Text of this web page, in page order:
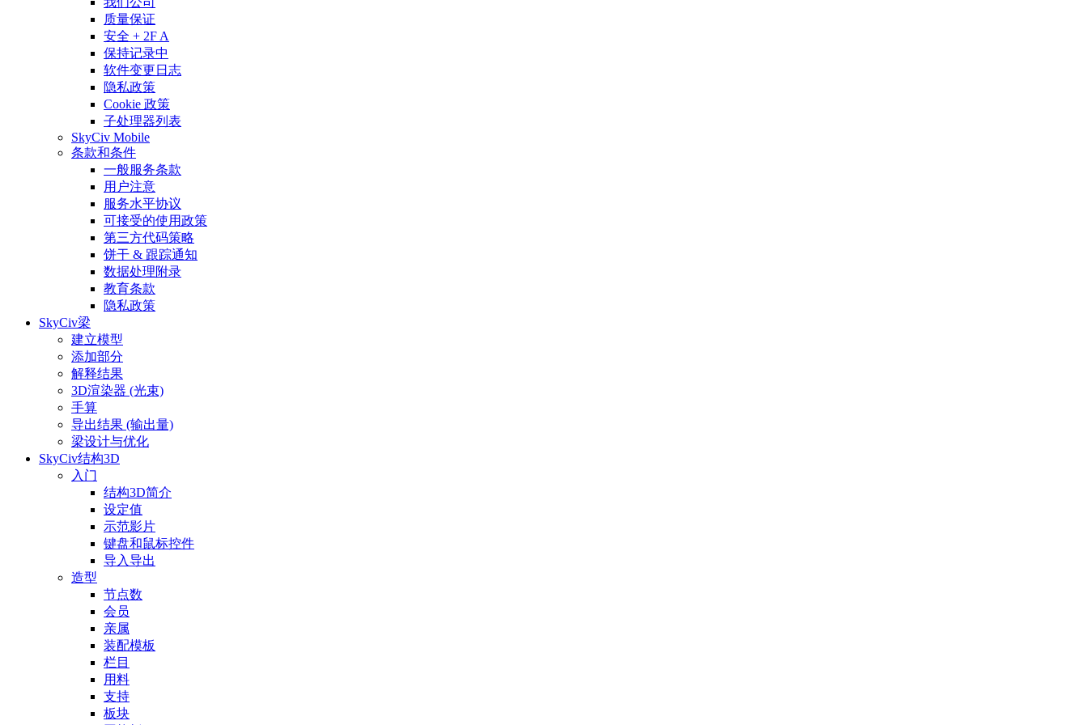
质量保证
安全 + 2F A
保持记录中
软件变更日志
隐私政策
Cookie 政策
子处理器列表
SkyCiv Mobile
条款和条件
一般服务条款
用户注意
服务水平协议
可接受的使用政策
第三方代码策略
饼干 & 跟踪通知
数据处理附录
教育条款
隐私政策
SkyCiv梁
建立模型
添加部分
解释结果
3D渲染器 (光束)
手算
导出结果 (输出量)
梁设计与优化
SkyCiv结构3D
入门
结构3D简介
设定值
示范影片
键盘和鼠标控件
导入导出
造型
节点数
会员
亲属
装配模板
栏目
用料
支持
板块